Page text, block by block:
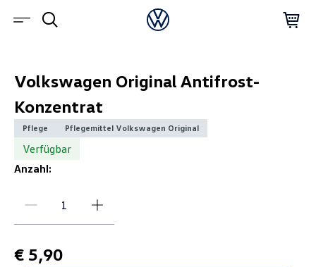
Volkswagen Original Antifrost-
Konzentrat
Pflege Pflegemittel Volkswagen Original
Verfügbar
Anzahl:
€ 5,90